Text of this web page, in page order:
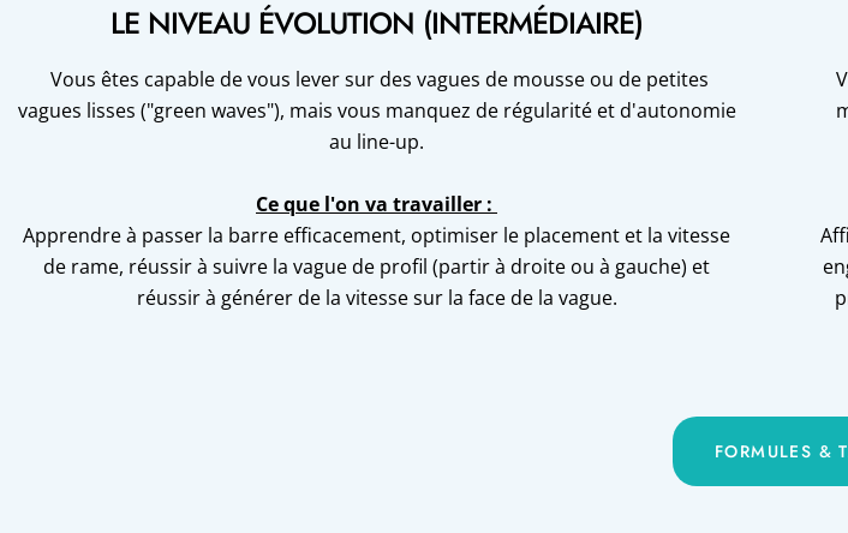
LE NIVEAU ÉVOLUTION (INTERMÉDIAIRE)
Vous êtes capable de vous lever sur des vagues de mousse ou de petites
vagues lisses ("green waves"), mais vous manquez de régularité et d'autonomie
au line-up.
Ce que l'on va travailler :
Apprendre à passer la barre efficacement, optimiser le placement et la vitesse
de rame, réussir à suivre la vague de profil (partir à droite ou à gauche) et
réussir à générer de la vitesse sur la face de la vague.
FORMULES &